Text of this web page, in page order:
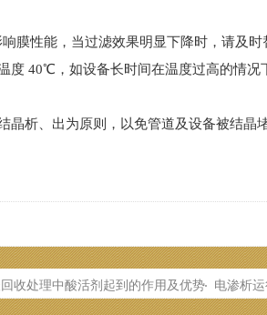
性能，当过滤效果明显下降时，请及时
40℃，如设备长时间在温度过高的情况
析、出为原则，以免管道及设备被结晶
收处理中酸活剂起到的作用及优势
电渗析